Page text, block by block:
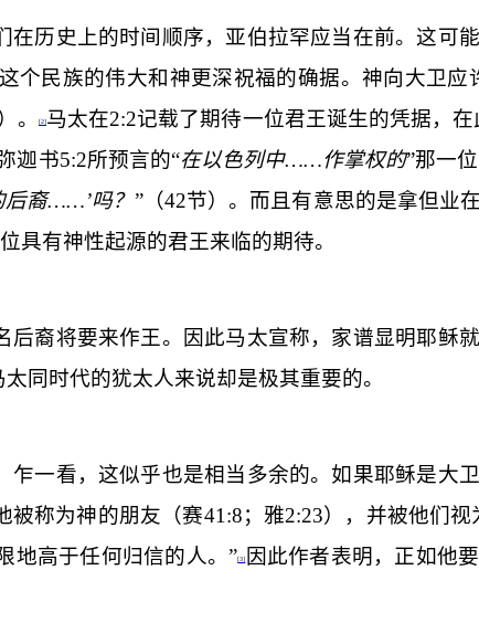
历史上的时间顺序，亚伯拉罕应当在前。这可
个民族的伟大和神更深祝福的确据。神向大卫应
。 [2]马太在2:2记载了期待一位君王诞生的凭据，
迦书5:2所预言的“在以色列中……作掌权的”那一
后裔……’吗？ ”（42节）。而且有意思的是拿但业
具有神性起源的君王来临的期待。
裔将要来作王。因此马太宣称，家谱显明耶稣
同时代的犹太人来说却是极其重要的。
一看，这似乎也是相当多余的。如果耶稣是大
被称为神的朋友（赛41:8；雅2:23），并被他们视
地高于任何归信的人。”[3] 因此作者表明，正如他